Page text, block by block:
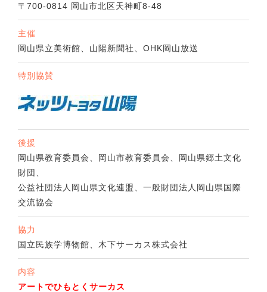
〒700-0814 岡山市北区天神町8-48
主催
岡山県立美術館、山陽新聞社、OHK岡山放送
特別協賛
後援
岡山県教育委員会、岡山市教育委員会、岡山県郷土文化
財団、
公益社団法人岡山県文化連盟、一般財団法人岡山県国際
交流協会
協力
国立民族学博物館、木下サーカス株式会社
内容
アートでひもとくサーカス